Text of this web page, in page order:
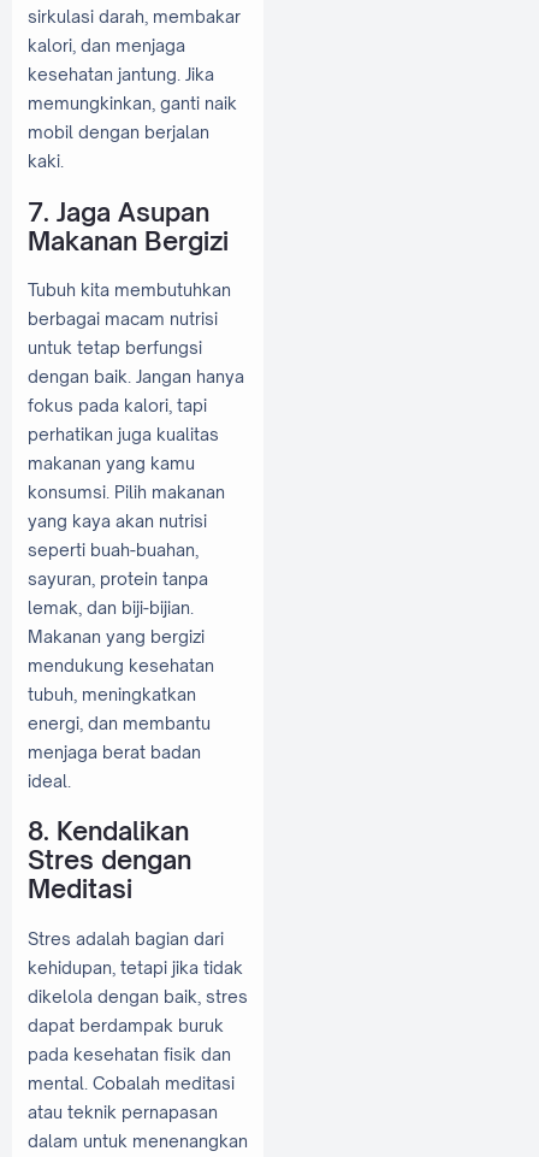
sirkulasi darah, membakar
kalori, dan menjaga
kesehatan jantung. Jika
memungkinkan, ganti naik
mobil dengan berjalan
kaki.
7. Jaga Asupan
Makanan Bergizi
Tubuh kita membutuhkan
berbagai macam nutrisi
untuk tetap berfungsi
dengan baik. Jangan hanya
fokus pada kalori, tapi
perhatikan juga kualitas
makanan yang kamu
konsumsi. Pilih makanan
yang kaya akan nutrisi
seperti buah-buahan,
sayuran, protein tanpa
lemak, dan biji-bijian.
Makanan yang bergizi
mendukung kesehatan
tubuh, meningkatkan
energi, dan membantu
menjaga berat badan
ideal.
8. Kendalikan
Stres dengan
Meditasi
Stres adalah bagian dari
kehidupan, tetapi jika tidak
dikelola dengan baik, stres
dapat berdampak buruk
pada kesehatan fisik dan
mental. Cobalah meditasi
atau teknik pernapasan
dalam untuk menenangkan